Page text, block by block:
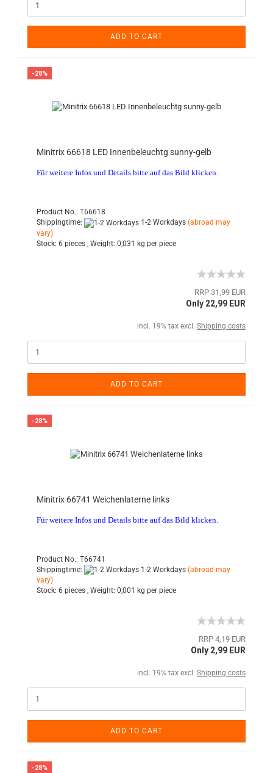
ADD TO CART
-28%
Minitrix 66618 LED Innenbeleuchtg sunny-gelb
Für weitere Infos und Details bitte auf das Bild klicken.
Product No.: T66618
Shippingtime:
1-2 Workdays (abroad may
vary)
Stock: 6 pieces , Weight: 0,031 kg per piece
RRP 31,99 EUR
Only 22,99 EUR
incl. 19% tax excl. Shipping costs
ADD TO CART
-28%
Minitrix 66741 Weichenlaterne links
Für weitere Infos und Details bitte auf das Bild klicken.
Product No.: T66741
Shippingtime:
1-2 Workdays (abroad may
vary)
Stock: 6 pieces , Weight: 0,001 kg per piece
RRP 4,19 EUR
Only 2,99 EUR
incl. 19% tax excl. Shipping costs
ADD TO CART
-28%